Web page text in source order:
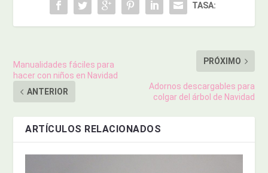
TASA:
Manualidades fáciles para
hacer con niños en Navidad
ANTERIOR
PRÓXIMO
Adornos descargables para
colgar del árbol de Navidad
ARTÍCULOS RELACIONADOS